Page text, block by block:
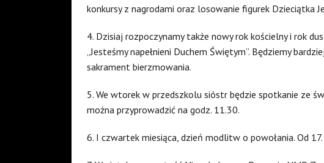
konkursy z nagrodami oraz losowanie figurek Dzieciątka
4. Dzisiaj rozpoczynamy także nowy rok kościelny i rok
„Jesteśmy napełnieni Duchem Świętym”. Będziemy
sakrament bierzmowania.
5. We wtorek w przedszkolu sióstr będzie spotkanie ze
można przyprowadzić na godz. 11.30.
6. I czwartek miesiąca, dzień modlitw o powołania. Od